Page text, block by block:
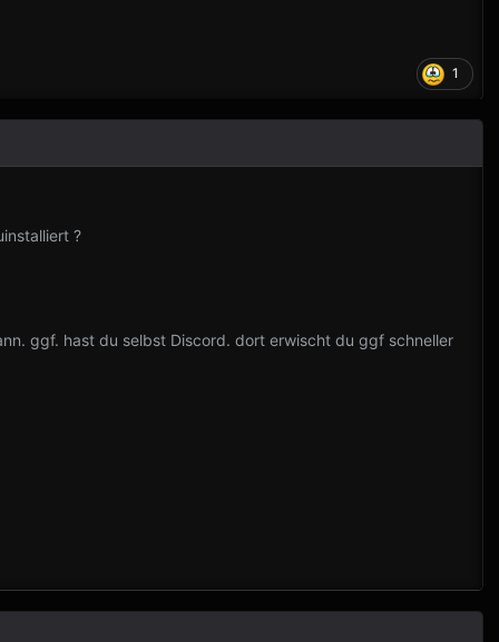
1
?
ggf. hast du selbst Discord. dort erwischt du ggf schneller